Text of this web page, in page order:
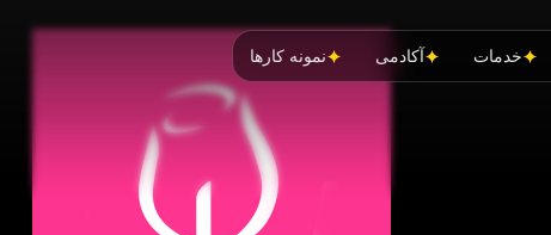
خدمات آکادمی نمونه کارها